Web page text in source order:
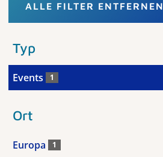
ALLE FILTER ENTFERNEN
Typ
Events 1
Ort
Europa 1